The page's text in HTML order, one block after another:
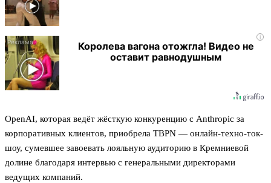
i
Королева вагона отожгла! Видео не
оставит равнодушным
OpenAI, которая ведёт жёсткую конкуренцию с Anthropic за
корпоративных клиентов, приобрела TBPN — онлайн-техно-ток-
шоу, сумевшее завоевать лояльную аудиторию в Кремниевой
долине благодаря интервью с генеральными директорами
ведущих компаний.